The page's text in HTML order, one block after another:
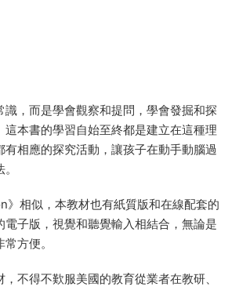
識，而是學會觀察和提問，學會發掘和探
這本書的學習自始至終都是建立在這種理
有相應的探究活動，讓孩子在動手動腦過
相似，本教材也有紙質版和在線配套的
電子版，視覺和聽覺輸入相結合，無論是
方便。
不得不歎服美國的教育從業者在教研、